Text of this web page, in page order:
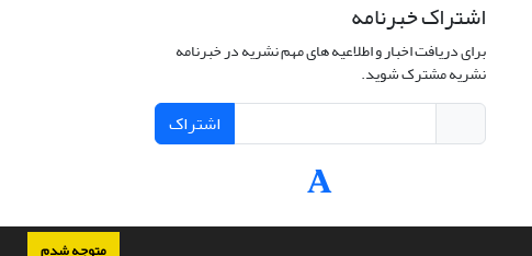
اشتراک خبرنامه
برای دریافت اخبار و اطلاعیه های مهم نشریه در خبرنامه
نشریه مشترک شوید.
اشتراک